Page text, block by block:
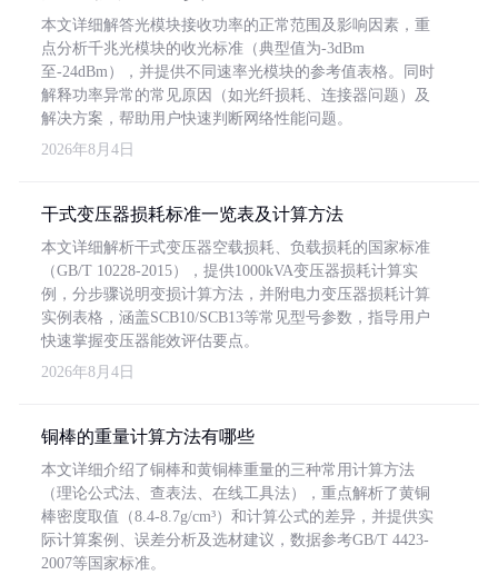
本文详细解答光模块接收功率的正常范围及影响因素，重
点分析千兆光模块的收光标准（典型值为-3dBm
至-24dBm），并提供不同速率光模块的参考值表格。同时
解释功率异常的常见原因（如光纤损耗、连接器问题）及
解决方案，帮助用户快速判断网络性能问题。
2026年8月4日
干式变压器损耗标准一览表及计算方法
本文详细解析干式变压器空载损耗、负载损耗的国家标准
（GB/T 10228-2015），提供1000kVA变压器损耗计算实
例，分步骤说明变损计算方法，并附电力变压器损耗计算
实例表格，涵盖SCB10/SCB13等常见型号参数，指导用户
快速掌握变压器能效评估要点。
2026年8月4日
铜棒的重量计算方法有哪些
本文详细介绍了铜棒和黄铜棒重量的三种常用计算方法
（理论公式法、查表法、在线工具法），重点解析了黄铜
棒密度取值（8.4-8.7g/cm³）和计算公式的差异，并提供实
际计算案例、误差分析及选材建议，数据参考GB/T 4423-
2007等国家标准。